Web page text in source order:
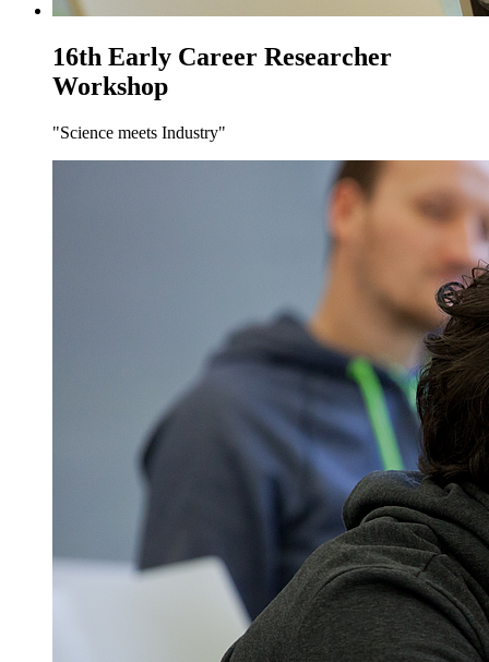
16th Early Career Researcher
Workshop
"Science meets Industry"